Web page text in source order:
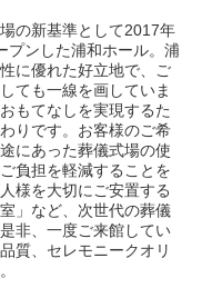
の新基準として2017年
プンした浦和ホール。浦
に優れた好立地で、ご
ても一線を画していま
もてなしを実現するた
りです。お客様のご希
にあった葬儀式場の使
負担を軽減することを
様を大切にご安置する
」など、次世代の葬儀
非、一度ご来館してい
質、セレモニークオリ